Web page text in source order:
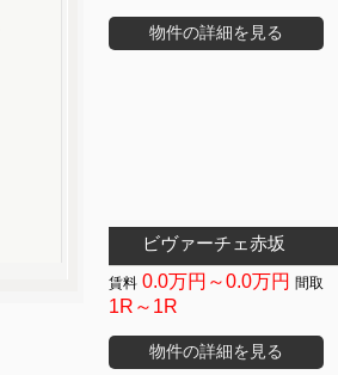
物件の詳細を見る
ビヴァーチェ赤坂
0.0万円～0.0万円
1R～1R
物件の詳細を見る